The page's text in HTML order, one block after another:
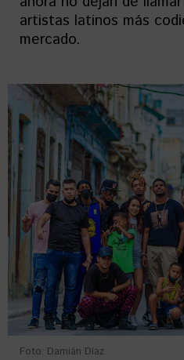
artistas latinos más
mercado.
Foto: Damián Díaz